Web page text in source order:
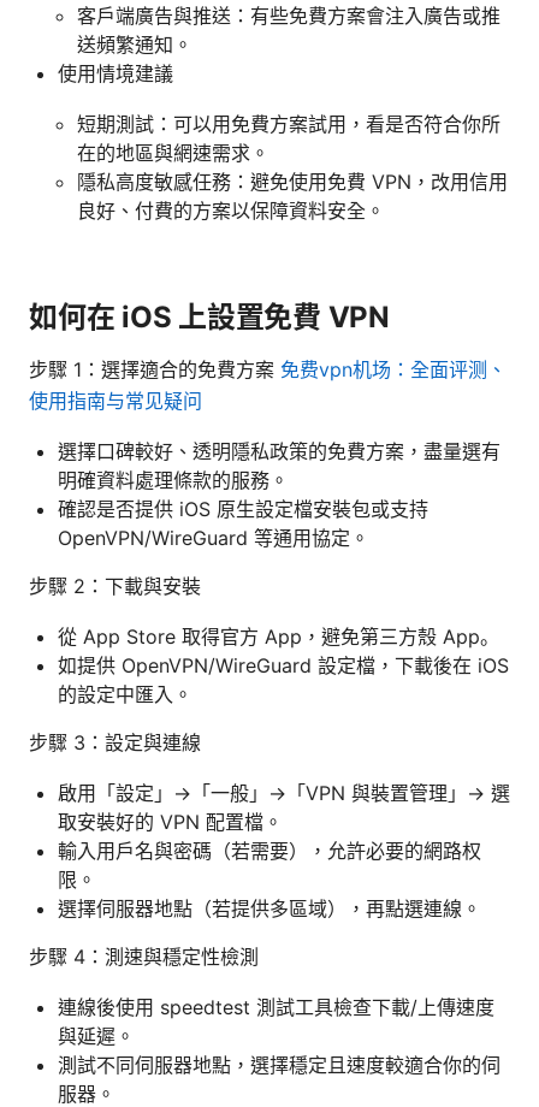
客戶端廣告與推送：有些免費方案會注入廣告或推
送頻繁通知。
使用情境建議
短期測試：可以用免費方案試用，看是否符合你所
在的地區與網速需求。
隱私高度敏感任務：避免使用免費 VPN，改用信用
良好、付費的方案以保障資料安全。
如何在 iOS 上設置免費 VPN
步驟 1：選擇適合的免費方案 免费vpn机场：全面评测、
使用指南与常见疑问
選擇口碑較好、透明隱私政策的免費方案，盡量選有
明確資料處理條款的服務。
確認是否提供 iOS 原生設定檔安裝包或支持
OpenVPN/WireGuard 等通用協定。
步驟 2：下載與安裝
從 App Store 取得官方 App，避免第三方殼 App。
如提供 OpenVPN/WireGuard 設定檔，下載後在 iOS
的設定中匯入。
步驟 3：設定與連線
啟用「設定」→「一般」→「VPN 與裝置管理」→ 選
取安裝好的 VPN 配置檔。
輸入用戶名與密碼（若需要），允許必要的網路权
限。
選擇伺服器地點（若提供多區域），再點選連線。
步驟 4：測速與穩定性檢測
連線後使用 speedtest 測試工具檢查下載/上傳速度
與延遲。
測試不同伺服器地點，選擇穩定且速度較適合你的伺
服器。